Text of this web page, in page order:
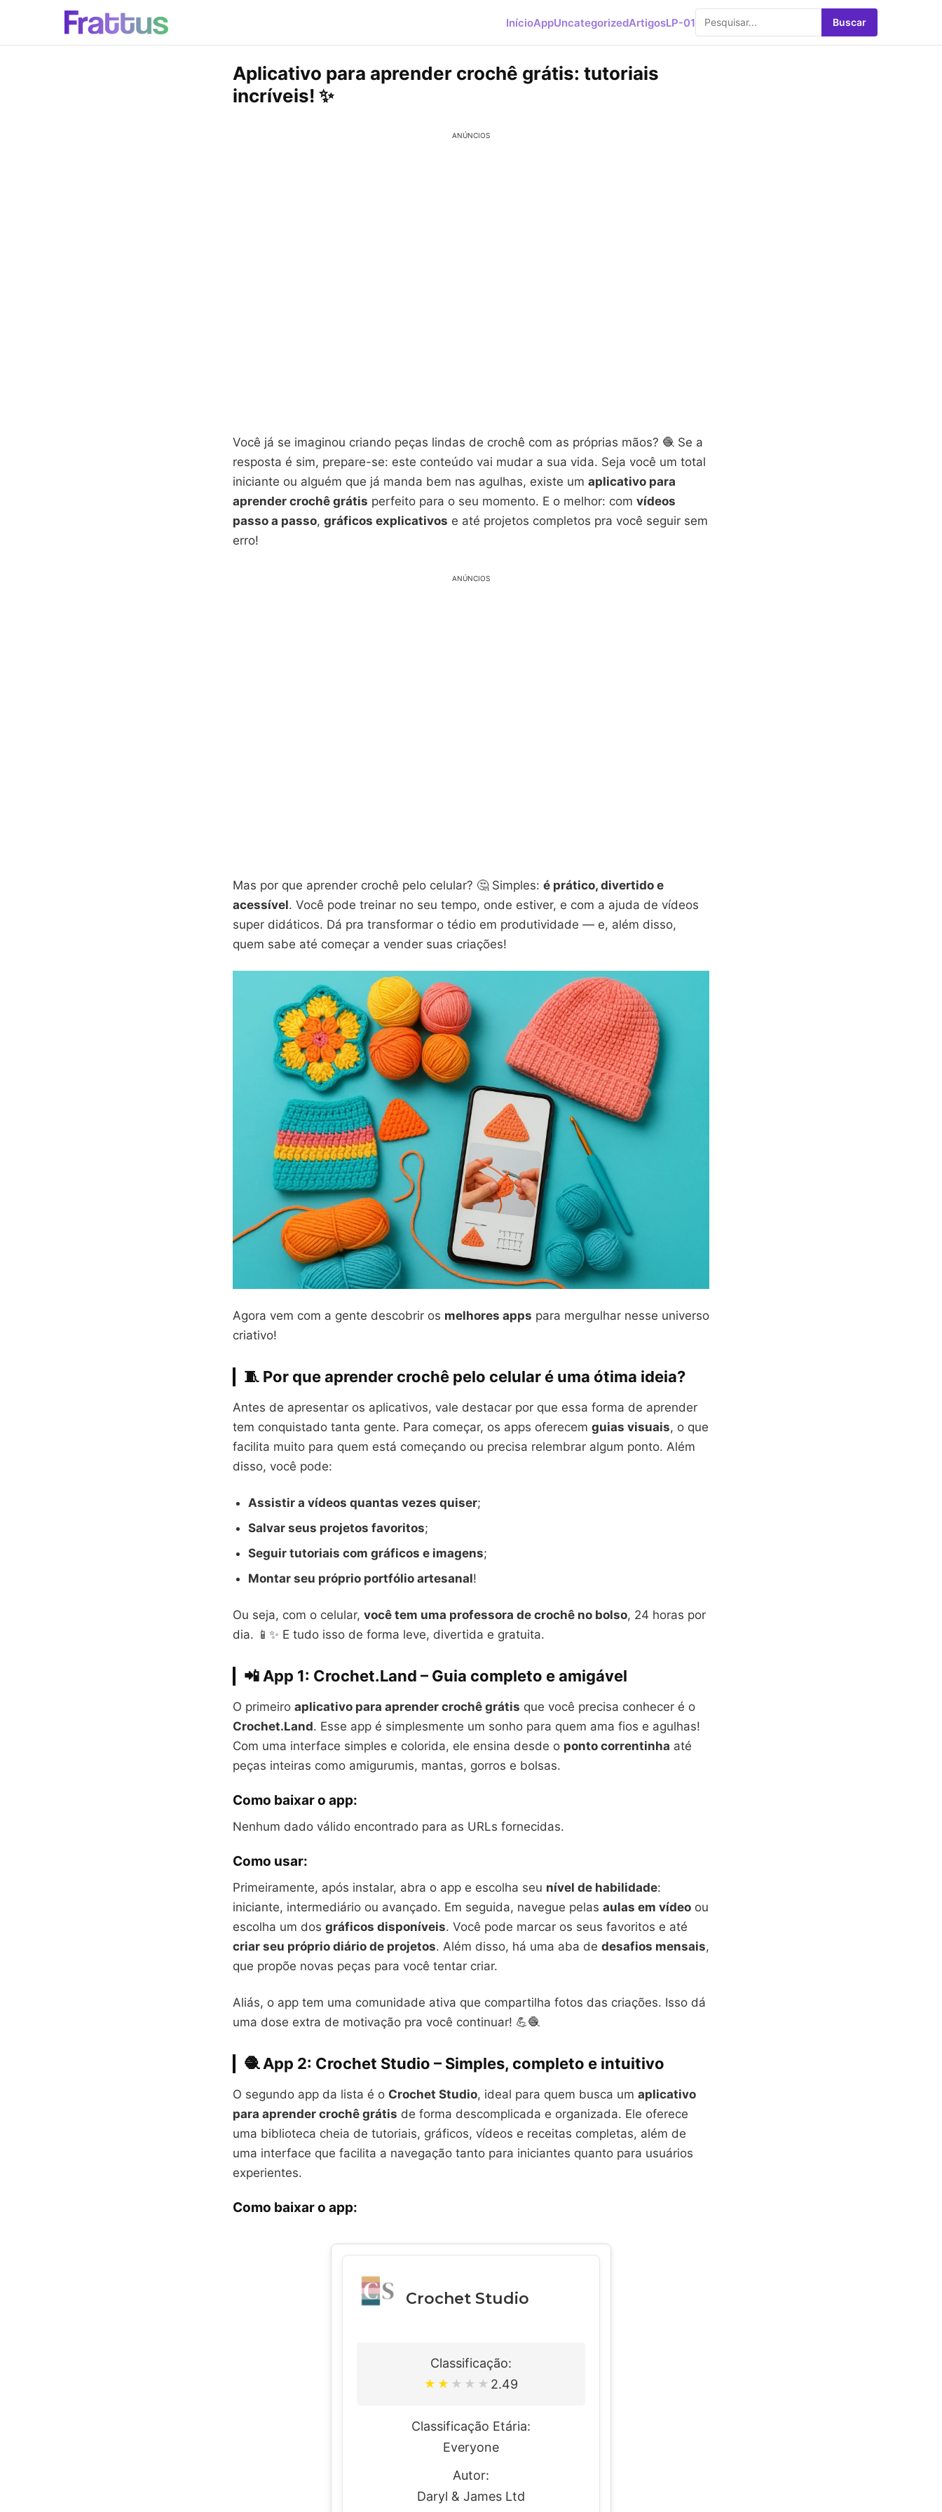
InícioAppUncategorizedArtigosLP-01 Buscar
Aplicativo para aprender crochê grátis: tutoriais
incríveis! ✨
ANÚNCIOS
Você já se imaginou criando peças lindas de crochê com as próprias mãos? 🧶 Se a
resposta é sim, prepare-se: este conteúdo vai mudar a sua vida. Seja você um total
iniciante ou alguém que já manda bem nas agulhas, existe um aplicativo para
aprender crochê grátis perfeito para o seu momento. E o melhor: com vídeos
passo a passo, gráficos explicativos e até projetos completos pra você seguir sem
erro!
ANÚNCIOS
Mas por que aprender crochê pelo celular? 🤔 Simples: é prático, divertido e
acessível. Você pode treinar no seu tempo, onde estiver, e com a ajuda de vídeos
super didáticos. Dá pra transformar o tédio em produtividade — e, além disso,
quem sabe até começar a vender suas criações!
Agora vem com a gente descobrir os melhores apps para mergulhar nesse universo
criativo!
🧵 Por que aprender crochê pelo celular é uma ótima ideia?
Antes de apresentar os aplicativos, vale destacar por que essa forma de aprender
tem conquistado tanta gente. Para começar, os apps oferecem guias visuais, o que
facilita muito para quem está começando ou precisa relembrar algum ponto. Além
disso, você pode:
Assistir a vídeos quantas vezes quiser;
Salvar seus projetos favoritos;
Seguir tutoriais com gráficos e imagens;
Montar seu próprio portfólio artesanal!
Ou seja, com o celular, você tem uma professora de crochê no bolso, 24 horas por
dia. 📱✨ E tudo isso de forma leve, divertida e gratuita.
📲 App 1: Crochet.Land – Guia completo e amigável
O primeiro aplicativo para aprender crochê grátis que você precisa conhecer é o
Crochet.Land. Esse app é simplesmente um sonho para quem ama fios e agulhas!
Com uma interface simples e colorida, ele ensina desde o ponto correntinha até
peças inteiras como amigurumis, mantas, gorros e bolsas.
Como baixar o app:
Nenhum dado válido encontrado para as URLs fornecidas.
Como usar:
Primeiramente, após instalar, abra o app e escolha seu nível de habilidade:
iniciante, intermediário ou avançado. Em seguida, navegue pelas aulas em vídeo ou
escolha um dos gráficos disponíveis. Você pode marcar os seus favoritos e até
criar seu próprio diário de projetos. Além disso, há uma aba de desafios mensais,
que propõe novas peças para você tentar criar.
Aliás, o app tem uma comunidade ativa que compartilha fotos das criações. Isso dá
uma dose extra de motivação pra você continuar! 💪🧶
🧶 App 2: Crochet Studio – Simples, completo e intuitivo
O segundo app da lista é o Crochet Studio, ideal para quem busca um aplicativo
para aprender crochê grátis de forma descomplicada e organizada. Ele oferece
uma biblioteca cheia de tutoriais, gráficos, vídeos e receitas completas, além de
uma interface que facilita a navegação tanto para iniciantes quanto para usuários
experientes.
Como baixar o app:
Crochet Studio
Classificação:
★ ★ ★ ★ ★ 2.49
Classificação Etária:
Everyone
Autor:
Daryl & James Ltd